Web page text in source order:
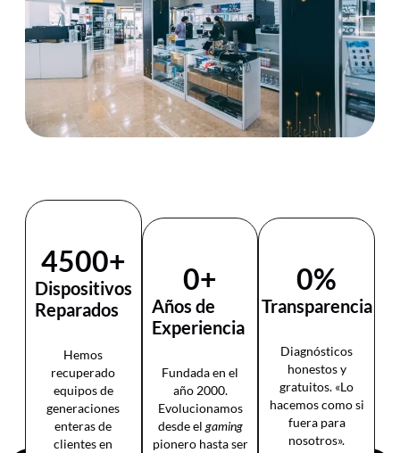
Dispositivos
Reparados
4500+
Hemos
recuperado
equipos de
generaciones
enteras de
clientes en
Años de
Experiencia
0+
Fundada en el
año 2000.
Evolucionamos
desde el gaming
pionero hasta ser
Transparencia
0%
Diagnósticos
honestos y
gratuitos. «Lo
hacemos como si
fuera para
nosotros».